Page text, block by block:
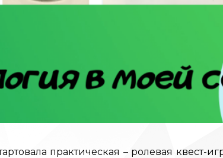
практическая – ролевая квест-